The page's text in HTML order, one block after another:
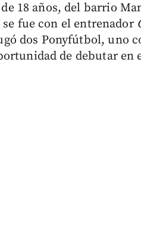
18 años, del barrio
fue con el entrenador
dos Ponyfútbol, uno
de debutar en